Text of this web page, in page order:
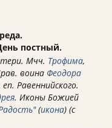
постный.
Мчч. Трофима,
воина Феодора
еп. Равеннийского.
. Иконы Божией
(икона) (с